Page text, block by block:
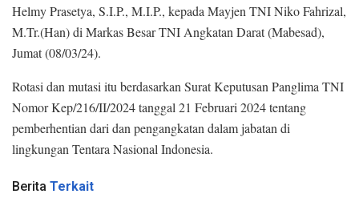
Helmy Prasetya, S.I.P., M.I.P., kepada Mayjen TNI Niko Fahrizal,
M.Tr.(Han) di Markas Besar TNI Angkatan Darat (Mabesad),
Jumat (08/03/24).
Rotasi dan mutasi itu berdasarkan Surat Keputusan Panglima TNI
Nomor Kep/216/II/2024 tanggal 21 Februari 2024 tentang
pemberhentian dari dan pengangkatan dalam jabatan di
lingkungan Tentara Nasional Indonesia.
Berita Terkait